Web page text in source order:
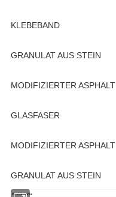
KLEBEBAND
GRANULAT AUS STEIN
MODIFIZIERTER ASPHALT
GLASFASER
MODIFIZIERTER ASPHALT
GRANULAT AUS STEIN
Produktname